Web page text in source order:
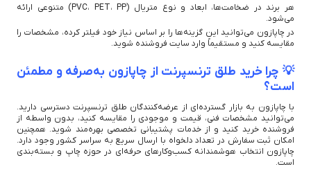
هر برند در ضخامت‌ها، ابعاد و نوع متریال (PVC، PET، PP) متنوعی ارائه
می‌شود.
در چاپازون می‌توانید این گزینه‌ها را بر اساس نیاز خود فیلتر کرده، مشخصات را
مقایسه کنید و مستقیماً وارد سایت فروشنده شوید.
💡 چرا خرید طلق ترنسپرنت از چاپازون به‌صرفه و مطمئن
است؟
با چاپازون به بازار گسترده‌ای از عرضه‌کنندگان طلق ترنسپرنت دسترسی دارید.
می‌توانید مشخصات فنی، قیمت و موجودی را مقایسه کنید، بدون واسطه از
فروشنده خرید کنید و از خدمات پشتیبانی تخصصی بهره‌مند شوید. همچنین
امکان ثبت سفارش در تعداد دلخواه با ارسال سریع به سراسر کشور وجود دارد.
چاپازون انتخاب هوشمندانه کسب‌وکارهای حرفه‌ای در حوزه چاپ و بسته‌بندی
است.